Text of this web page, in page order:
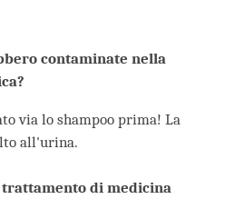
contaminate nella
via lo shampoo prima! La
all'urina.
di medicina